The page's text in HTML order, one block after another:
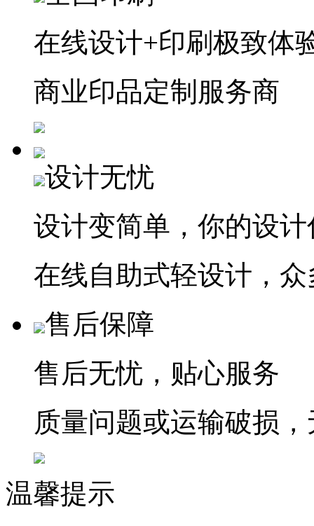
在线设计+印刷极致体
商业印品定制服务商
设计无忧
设计变简单，你的设
在线自助式轻设计，
售后保障
售后无忧，贴心服务
质量问题或运输破损
温馨提示